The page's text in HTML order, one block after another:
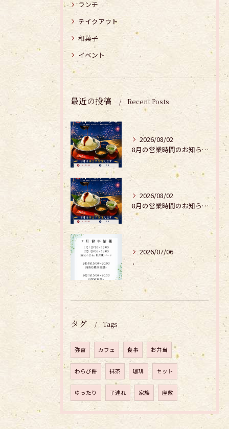
ランチ
テイクアウト
和菓子
イベント
最近の投稿 Recent Posts
2026/08/02
8月の営業時間のお知らせ𓂃𓂂𖡼.𖤣𖥧𓈒◌܀
2026/08/02
8月の営業時間のお知らせ𓂃𓂂𖡼.𖤣𖥧𓈒◌܀
2026/07/06
．
タグ Tags
弥富 カフェ 食事 お弁当
わらび餅 抹茶 珈琲 セット
ゆったり 子連れ 家族 座敷